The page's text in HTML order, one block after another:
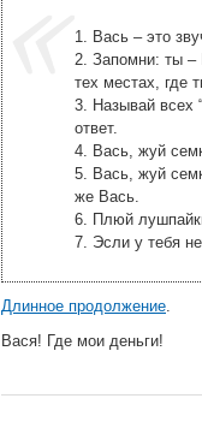
1. Вась – это
2. Запомни: ты –
тех местах, где
3. Называй всех
ответ.
4. Вась, жуй
5. Вась, жуй
же Вась.
6. Плюй
7. Эсли у тебя
Длинное продолжение.
Вася! Где мои деньги!